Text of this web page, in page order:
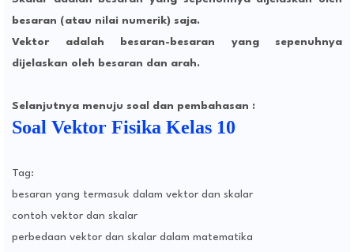
besaran (atau nilai numerik) saja.
Vektor adalah besaran-besaran yang sepenuhnya
dijelaskan oleh besaran dan arah.
Selanjutnya menuju soal dan pembahasan :
Soal Vektor Fisika Kelas 10
Tag:
besaran yang termasuk dalam vektor dan skalar
contoh vektor dan skalar
perbedaan vektor dan skalar dalam matematika